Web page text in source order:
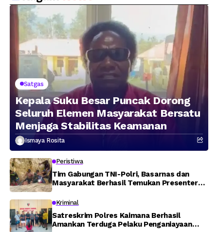
Wilayah Februari 2026
Satgas
Kepala Suku Besar Puncak Dorong
Seluruh Elemen Masyarakat Bersatu
Menjaga Stabilitas Keamanan
Ismaya Rosita
Peristiwa
Tim Gabungan TNI-Polri, Basarnas dan
Masyarakat Berhasil Temukan Presenter
Memti
Kriminal
Satreskrim Polres Kaimana Berhasil
Amankan Terduga Pelaku Penganiayaan